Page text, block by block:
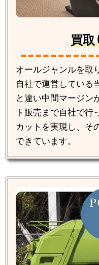
買取
オールジャンルを取
自社で運営している
と違い中間マージン
ト販売まで自社で行
カットを実現し、そ
できています。